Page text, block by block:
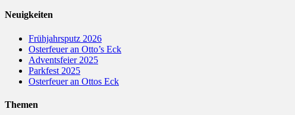
Neuigkeiten
Frühjahrsputz 2026
Osterfeuer an Otto’s Eck
Adventsfeier 2025
Parkfest 2025
Osterfeuer an Ottos Eck
Themen